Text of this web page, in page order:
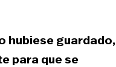
hubiese guardado,
para que se